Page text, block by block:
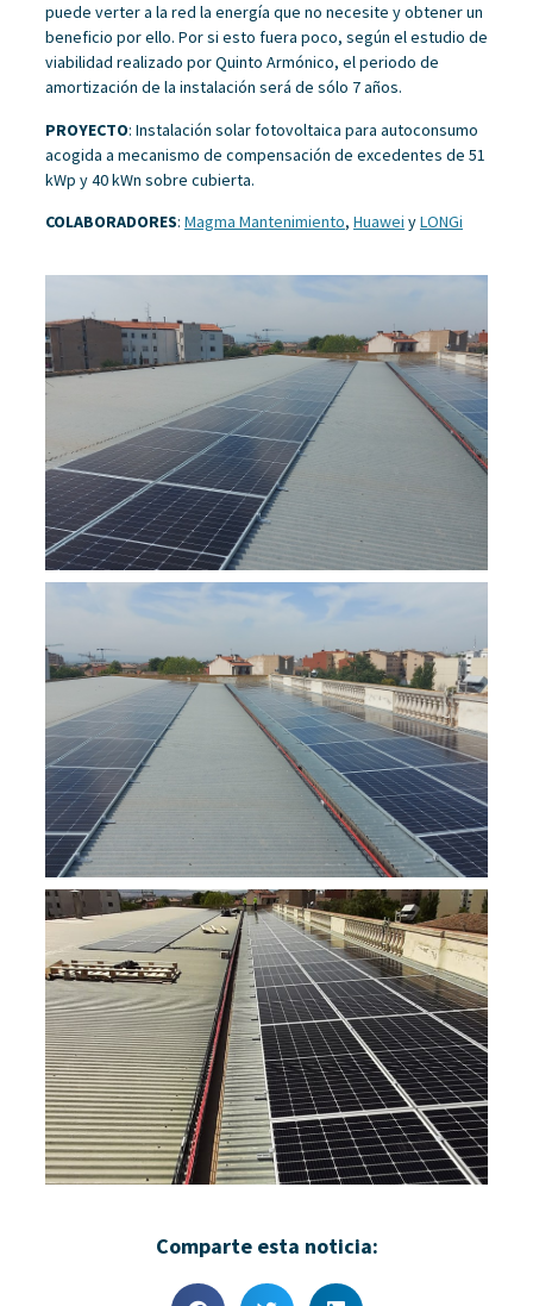
puede verter a la red la energía que no necesite y obtener un
beneficio por ello. Por si esto fuera poco, según el estudio de
viabilidad realizado por Quinto Armónico, el periodo de
amortización de la instalación será de sólo 7 años.
PROYECTO: Instalación solar fotovoltaica para autoconsumo
acogida a mecanismo de compensación de excedentes de 51
kWp y 40 kWn sobre cubierta.
COLABORADORES: Magma Mantenimiento, Huawei yLONGi
Comparte esta noticia: